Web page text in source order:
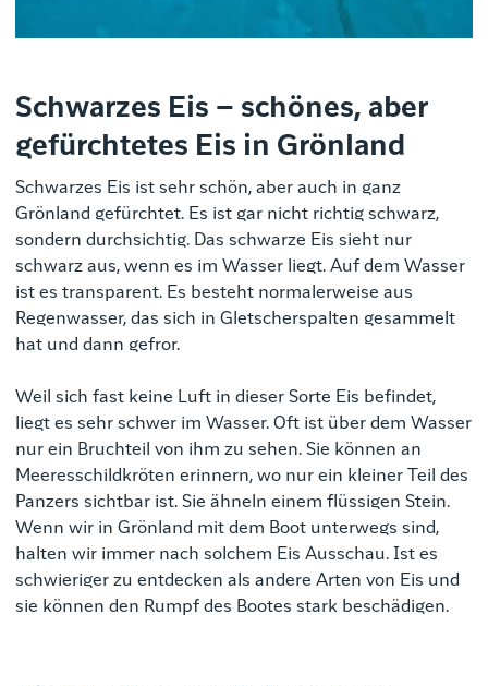
Schwarzes Eis – schönes, aber
gefürchtetes Eis in Grönland
Schwarzes Eis ist sehr schön, aber auch in ganz
Grönland gefürchtet. Es ist gar nicht richtig schwarz,
sondern durchsichtig. Das schwarze Eis sieht nur
schwarz aus, wenn es im Wasser liegt. Auf dem Wasser
ist es transparent. Es besteht normalerweise aus
Regenwasser, das sich in Gletscherspalten gesammelt
hat und dann gefror.
Weil sich fast keine Luft in dieser Sorte Eis befindet,
liegt es sehr schwer im Wasser. Oft ist über dem Wasser
nur ein Bruchteil von ihm zu sehen. Sie können an
Meeresschildkröten erinnern, wo nur ein kleiner Teil des
Panzers sichtbar ist. Sie ähneln einem flüssigen Stein.
Wenn wir in Grönland mit dem Boot unterwegs sind,
halten wir immer nach solchem Eis Ausschau. Ist es
schwieriger zu entdecken als andere Arten von Eis und
sie können den Rumpf des Bootes stark beschädigen.